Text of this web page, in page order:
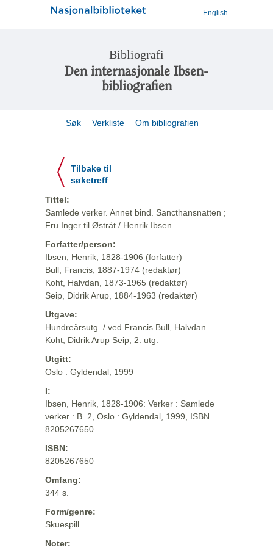
English
Bibliografi
Den internasjonale Ibsen-
bibliografien
Søk Verkliste Om bibliografien
Tilbake til
søketreff
Tittel:
Samlede verker. Annet bind. Sancthansnatten ;
Fru Inger til Østråt / Henrik Ibsen
Forfatter/person:
Ibsen, Henrik, 1828-1906 (forfatter)
Bull, Francis, 1887-1974 (redaktør)
Koht, Halvdan, 1873-1965 (redaktør)
Seip, Didrik Arup, 1884-1963 (redaktør)
Utgave:
Hundreårsutg. / ved Francis Bull, Halvdan
Koht, Didrik Arup Seip, 2. utg.
Utgitt:
Oslo : Gyldendal, 1999
I:
Ibsen, Henrik, 1828-1906: Verker : Samlede
verker : B. 2, Oslo : Gyldendal, 1999, ISBN
8205267650
ISBN:
8205267650
Omfang:
344 s.
Form/genre:
Skuespill
Noter: